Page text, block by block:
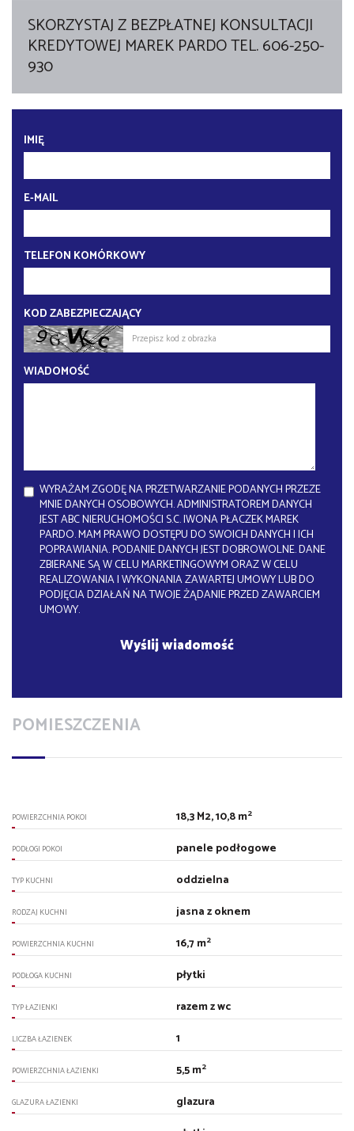
SKORZYSTAJ Z BEZPŁATNEJ KONSULTACJI
KREDYTOWEJ MAREK PARDO TEL. 606-250-
930
IMIĘ
E-MAIL
TELEFON KOMÓRKOWY
KOD ZABEZPIECZAJĄCY
WIADOMOŚĆ
WYRAŻAM ZGODĘ NA PRZETWARZANIE PODANYCH PRZEZE
MNIE DANYCH OSOBOWYCH. ADMINISTRATOREM DANYCH
JEST ABC NIERUCHOMOŚCI S.C. IWONA PŁACZEK MAREK
PARDO. MAM PRAWO DOSTĘPU DO SWOICH DANYCH I ICH
POPRAWIANIA. PODANIE DANYCH JEST DOBROWOLNE. DANE
ZBIERANE SĄ W CELU MARKETINGOWYM ORAZ W CELU
REALIZOWANIA I WYKONANIA ZAWARTEJ UMOWY LUB DO
PODJĘCIA DZIAŁAŃ NA TWOJE ŻĄDANIE PRZED ZAWARCIEM
UMOWY.
POMIESZCZENIA
POWIERZCHNIA POKOI 18,3 M2, 10,8 m2
PODŁOGI POKOI panele podłogowe
TYP KUCHNI oddzielna
RODZAJ KUCHNI jasna z oknem
POWIERZCHNIA KUCHNI 16,7 m2
PODŁOGA KUCHNI płytki
TYP ŁAZIENKI razem z wc
LICZBA ŁAZIENEK 1
POWIERZCHNIA ŁAZIENKI 5,5 m2
GLAZURA ŁAZIENKI glazura